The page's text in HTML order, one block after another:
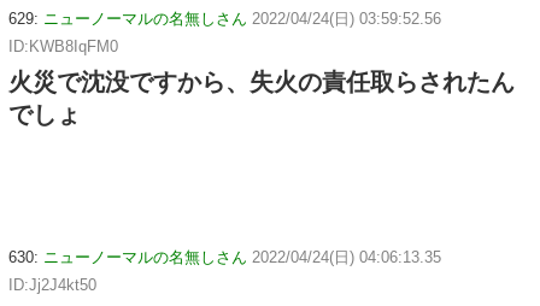
629: ニューノーマルの名無しさん 2022/04/24(日) 03:59:52.56
ID:KWB8IqFM0
火災で沈没ですから、失火の責任取らされたん
でしょ
630: ニューノーマルの名無しさん 2022/04/24(日) 04:06:13.35
ID:Jj2J4kt50